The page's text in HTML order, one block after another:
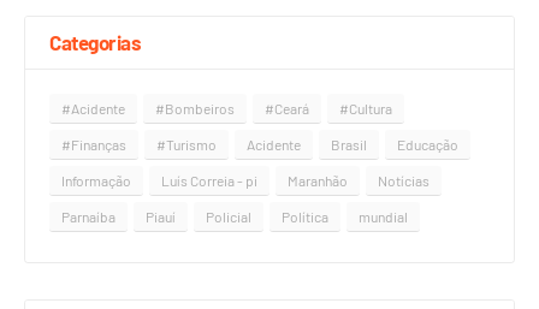
Categorias
#Acidente #Bombeiros #Ceará #Cultura
#Finanças #Turismo Acidente Brasil Educação
Informação Luís Correia - pi Maranhão Notícias
Parnaíba Piauí Policial Política mundial